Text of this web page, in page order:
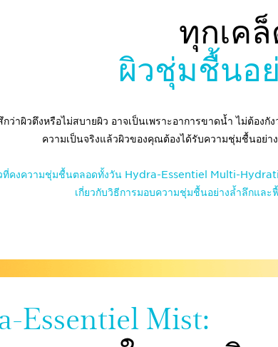
ทุกเค
ผิวชุ่มชื้นอ
กว่าผิวตึงหรือไม่สบายผิว อาจเป็นเพราะอาการขาดน้ำ ไม่ต้อ
ความเป็นจริงแล้วผิวของคุณต้องได้รับความชุ่มชื้นอย่า
ที่คงความชุ่มชื้นตลอดทั้งวัน Hydra-Essentiel Multi-
เกี่ยวกับวิธีการมอบความชุ่มชื้นอย่างล้ำลึกแล
Essentiel Mist: